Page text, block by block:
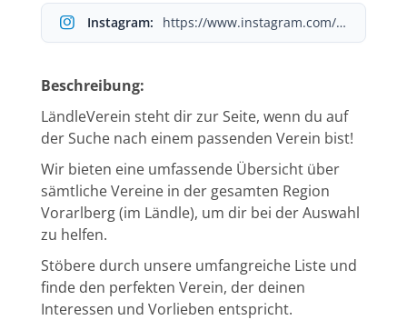
Instagram: https://www.instagram.com/laendleverein.at/
Beschreibung:
LändleVerein steht dir zur Seite, wenn du auf
der Suche nach einem passenden Verein bist!
Wir bieten eine umfassende Übersicht über
sämtliche Vereine in der gesamten Region
Vorarlberg (im Ländle), um dir bei der Auswahl
zu helfen.
Stöbere durch unsere umfangreiche Liste und
finde den perfekten Verein, der deinen
Interessen und Vorlieben entspricht.